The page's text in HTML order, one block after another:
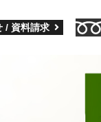
/ 資料請求